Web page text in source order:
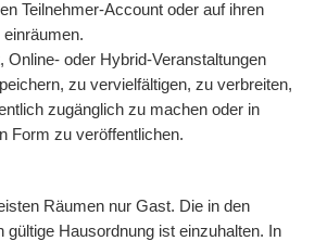
Teilnehmer-Account oder auf ihren
Online- oder Hybrid-Veranstaltungen
zu vervielfältigen, zu verbreiten,
zugänglich zu machen oder in
Form zu veröffentlichen.
Räumen nur Gast. Die in den
gültige Hausordnung ist einzuhalten. In